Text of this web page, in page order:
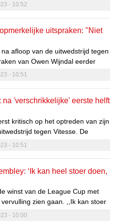
- 10:52
uitspraken: "Niet
afloop van de uitwedstrijd tegen
van Owen Wijndal eerder
baarde opzien door te
de 'beste linkerflank van
hij gas geven, ze zelfs de beste
- 10:51
'verschrikkelijke' eerste helft
kritisch op het optreden van zijn
tegen Vitesse. De
uitschakeling door 1. FC Union
aan gelegen vandaag een goede
overwinning', want Ajax won
- 10:51
‘Ik kan heel stoer doen,
die uitkomt’
winst van de League Cup met
zien gaan. ,,Ik kan stoer
van me uit.’’
- 10:00